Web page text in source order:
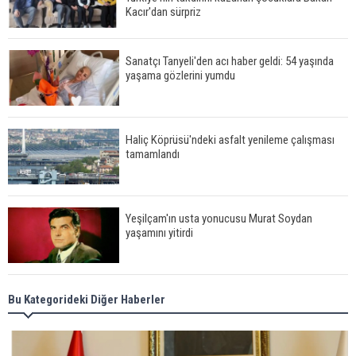
Kacır'dan sürpriz
Sanatçı Tanyeli'den acı haber geldi: 54 yaşında
yaşama gözlerini yumdu
Haliç Köprüsü'ndeki asfalt yenileme çalışması
tamamlandı
Yeşilçam'ın usta yonucusu Murat Soydan
yaşamını yitirdi
Meral Akşener ile Müsavat Dervişoğlu cenazede
görüntülendi
Bu Kategorideki Diğer Haberler